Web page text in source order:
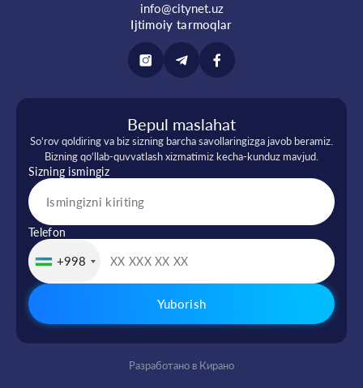
info@citynet.uz
Ijtimoiy tarmoqlar
Bepul maslahat
So‘rov qoldiring va biz sizning barcha savollaringizga javob beramiz.
Bizning qo‘llab-quvvatlash xizmatimiz kecha-kunduz mavjud.
Sizning ismingiz
Telefon
+998
Yuborish
Разработано в Кирано